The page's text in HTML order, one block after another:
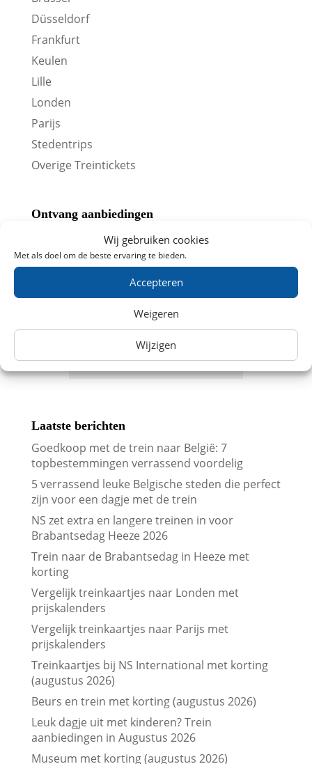
Wij gebruiken cookies
Met als doel om de beste ervaring te bieden.
Accepteren
Weigeren
Wijzigen
Düsseldorf
Frankfurt
Keulen
Lille
Londen
Parijs
Stedentrips
Overige Treintickets
Ontvang aanbiedingen
Laatste berichten
Goedkoop met de trein naar België: 7
topbestemmingen verrassend voordelig
5 verrassend leuke Belgische steden die perfect
zijn voor een dagje met de trein
NS zet extra en langere treinen in voor
Brabantsedag Heeze 2026
Trein naar de Brabantsedag in Heeze met
korting
Vergelijk treinkaartjes naar Londen met
prijskalenders
Vergelijk treinkaartjes naar Parijs met
prijskalenders
Treinkaartjes bij NS International met korting
(augustus 2026)
Beurs en trein met korting (augustus 2026)
Leuk dagje uit met kinderen? Trein
aanbiedingen in Augustus 2026
Museum met korting (augustus 2026)